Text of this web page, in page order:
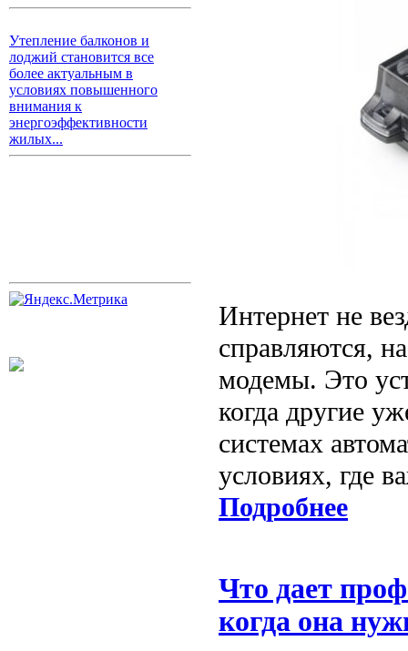
Утепление балконов и
лоджий становится все
более актуальным в
условиях повышенного
внимания к
энергоэффективности
жилых...
Интернет не
справляются,
модемы. Это
когда другие
системах
условиях, где
Подробнее
Что дает
когда она